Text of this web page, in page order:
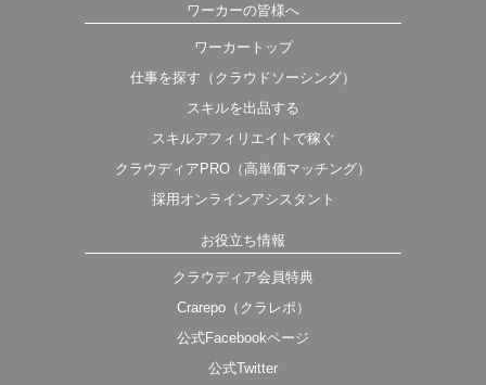
ワーカーの皆様へ
ワーカートップ
仕事を探す（クラウドソーシング）
スキルを出品する
スキルアフィリエイトで稼ぐ
クラウディアPRO（高単価マッチング）
採用オンラインアシスタント
お役立ち情報
クラウディア会員特典
Crarepo（クラレポ）
公式Facebookページ
公式Twitter